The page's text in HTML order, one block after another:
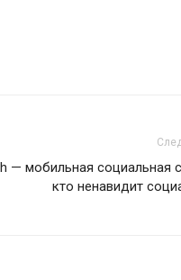
— мобильная социальная
кто ненавидит